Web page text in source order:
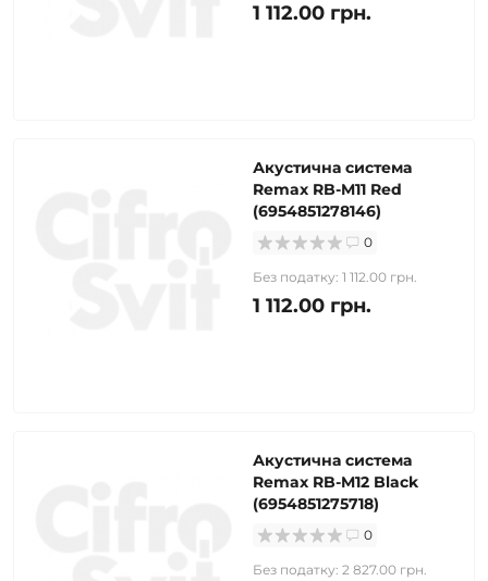
1 112.00 грн.
Акустична система
Remax RB-M11 Red
(6954851278146)
0
Без податку: 1 112.00 грн.
1 112.00 грн.
Акустична система
Remax RB-M12 Black
(6954851275718)
0
Без податку: 2 827.00 грн.